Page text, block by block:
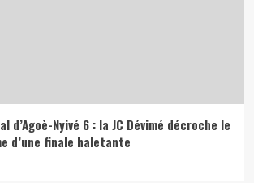
d’Agoè-Nyivé 6 : la JC Dévimé décroche le
d’une finale haletante